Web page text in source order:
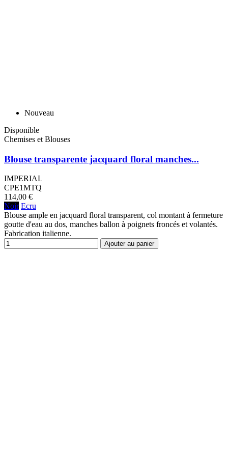
Nouveau
Disponible
Chemises et Blouses
Blouse transparente jacquard floral manches...
IMPERIAL
CPE1MTQ
114,00 €
Noir Ecru
Blouse ample en jacquard floral transparent, col montant à fermeture
goutte d'eau au dos, manches ballon à poignets froncés et volantés.
Fabrication italienne.
Ajouter au panier